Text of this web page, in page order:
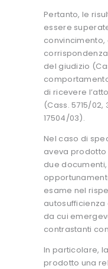
Pertanto, le
essere
convincimento,
del giudizio
di ricevere
(Cass. 5715/02,
17504/03).
Nel caso di
aveva
due
esame nel
da cui
contrastanti
In particolare,
prodotto una